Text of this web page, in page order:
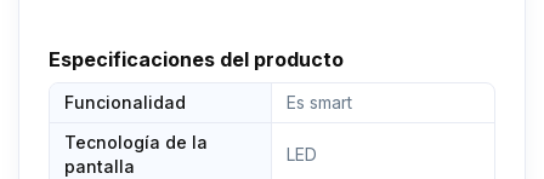
Especificaciones del producto
Funcionalidad
Es smart
Tecnología de la
pantalla
LED